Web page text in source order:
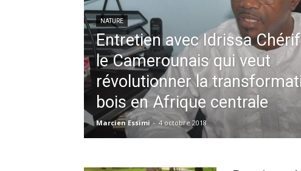
NATURE
Entretien avec Idrissa
le Camerounais qui veut
révolutionner la
bois en Afrique centrale
Marcien Essimi - 4 octobre 2018